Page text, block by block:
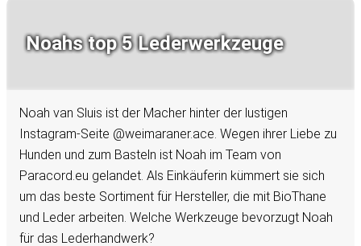
Noahs top 5 Lederwerkzeuge
Noah van Sluis ist der Macher hinter der lustigen
Instagram-Seite @weimaraner.ace. Wegen ihrer Liebe zu
Hunden und zum Basteln ist Noah im Team von
Paracord.eu gelandet. Als Einkäuferin kümmert sie sich
um das beste Sortiment für Hersteller, die mit BioThane
und Leder arbeiten. Welche Werkzeuge bevorzugt Noah
für das Lederhandwerk?